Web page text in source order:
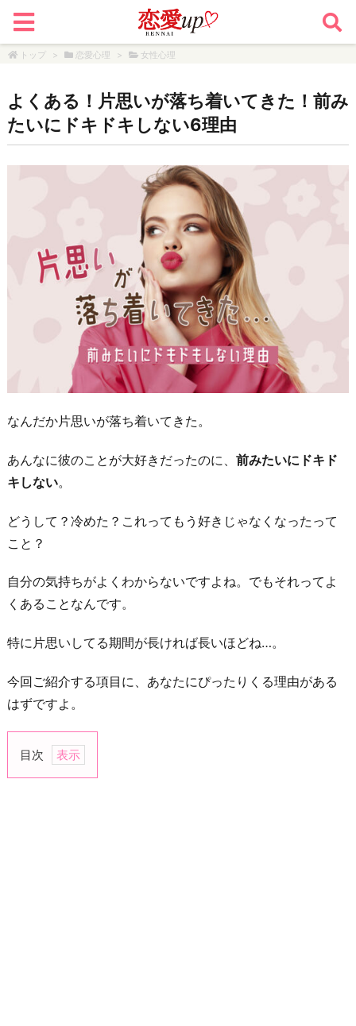
トップ > 恋愛心理 > 女性心理
よくある！片思いが落ち着いてきた！前み
たいにドキドキしない6理由
なんだか片思いが落ち着いてきた。
あんなに彼のことが大好きだったのに、 前みたいにドキド
キしない。
どうして？冷めた？これってもう好きじゃなくなったって
こと？
自分の気持ちがよくわからないですよね。でもそれってよ
くあることなんです。
特に片思いしてる期間が長ければ長いほどね…。
今回ご紹介する項目に、あなたにぴったりくる理由がある
はずですよ。
目次
1.